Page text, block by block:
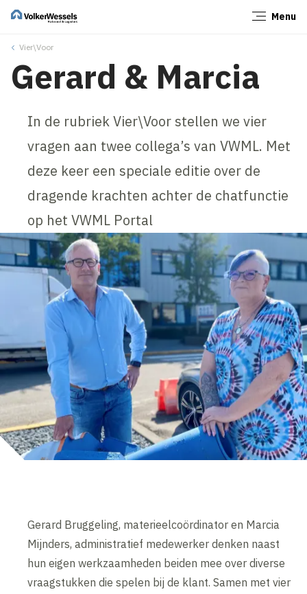
Menu
Vier\Voor
Gerard & Marcia
In de rubriek Vier\Voor stellen we vier
vragen aan twee collega’s van VWML. Met
deze keer een speciale editie over de
dragende krachten achter de chatfunctie
op het VWML Portal
Gerard Bruggeling, materieelcoördinator en Marcia
Mijnders, administratief medewerker denken naast
hun eigen werkzaamheden beiden mee over diverse
vraagstukken die spelen bij de klant. Samen met vier
Sluiten